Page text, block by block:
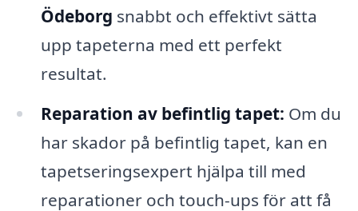
Ödeborg snabbt och effektivt sätta
upp tapeterna med ett perfekt
resultat.
Reparation av befintlig tapet: Om du
har skador på befintlig tapet, kan en
tapetseringsexpert hjälpa till med
reparationer och touch-ups för att få